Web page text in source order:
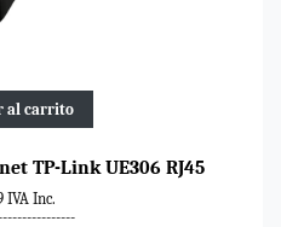
al carrito
TP-Link UE306 RJ45
IVA Inc.